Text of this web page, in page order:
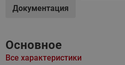
Документация
Основное
Все характеристики